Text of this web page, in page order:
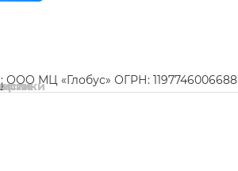
ООО МЦ «Глобус» ОГРН: 1197746006688